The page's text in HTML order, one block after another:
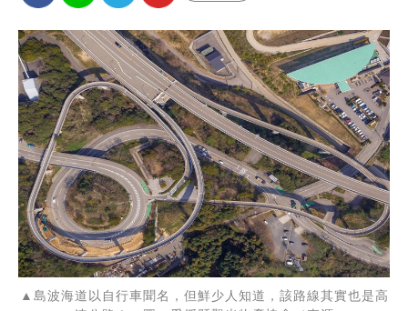
▲島波海道以自行車聞名，但鮮少人知道，該路線其實也是高